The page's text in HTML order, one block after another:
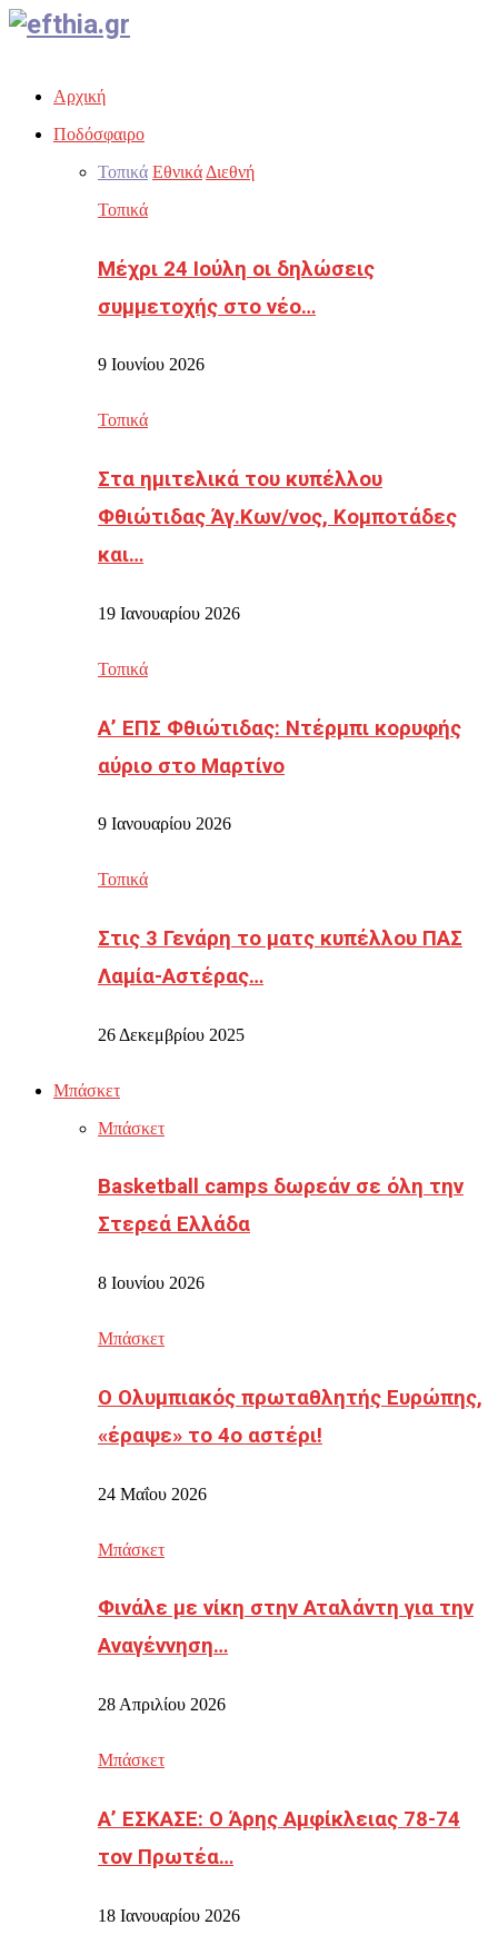
Facebook
Twitter
Instagram
Youtube
Email
Αρχική
Ποδόσφαιρο
Τοπικά Εθνικά Διεθνή
Τοπικά
Μέχρι 24 Ιούλη οι δηλώσεις
συμμετοχής στο νέο…
9 Ιουνίου 2026
Τοπικά
Στα ημιτελικά του κυπέλλου
Φθιώτιδας Άγ.Κων/νος, Κομποτάδες
και…
19 Ιανουαρίου 2026
Τοπικά
Α’ ΕΠΣ Φθιώτιδας: Ντέρμπι κορυφής
αύριο στο Μαρτίνο
9 Ιανουαρίου 2026
Τοπικά
Στις 3 Γενάρη το ματς κυπέλλου ΠΑΣ
Λαμία-Αστέρας…
26 Δεκεμβρίου 2025
Μπάσκετ
Μπάσκετ
Basketball camps δωρεάν σε όλη την
Στερεά Ελλάδα
8 Ιουνίου 2026
Μπάσκετ
Ο Ολυμπιακός πρωταθλητής Ευρώπης,
«έραψε» το 4ο αστέρι!
24 Μαΐου 2026
Μπάσκετ
Φινάλε με νίκη στην Αταλάντη για την
Αναγέννηση…
28 Απριλίου 2026
Μπάσκετ
Α’ ΕΣΚΑΣΕ: Ο Άρης Αμφίκλειας 78-74
τον Πρωτέα…
18 Ιανουαρίου 2026